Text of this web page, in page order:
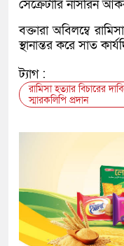
সেক্রেটারি নাসরিন
বক্তারা অবিলম্বে
স্থানান্তর করে সাত
ট্যাগ :
রামিসা হত্যার বিচারের
স্মারকলিপি প্রদান